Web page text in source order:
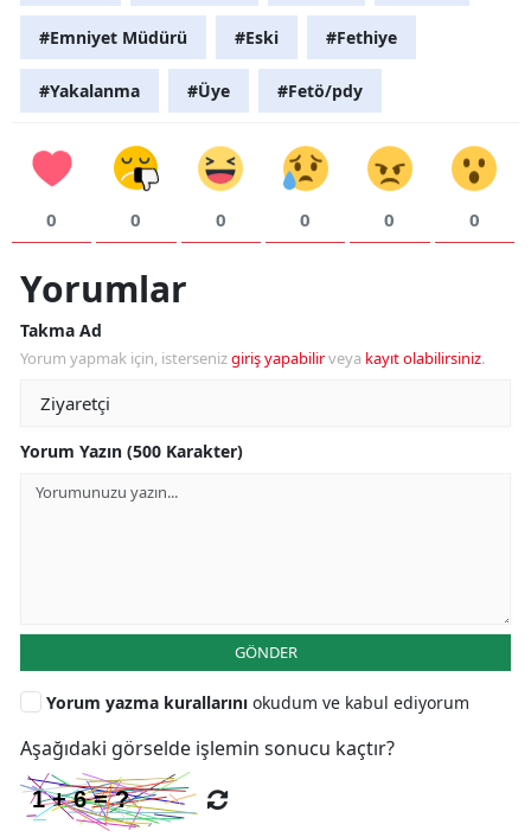
#Emniyet Müdürü #Eski #Fethiye
#Yakalanma #Üye #Fetö/pdy
0 0 0 0 0 0
Yorumlar
Takma Ad
Yorum yapmak için, istersenizgiriş yapabilirveya kayıt olabilirsiniz.
Yorum Yazın (500 Karakter)
GÖNDER
Yorum yazma kurallarını okudum ve kabul ediyorum
Aşağıdaki görselde işlemin sonucu kaçtır?